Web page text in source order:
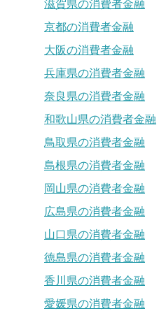
滋賀県の消費者金融
京都の消費者金融
大阪の消費者金融
兵庫県の消費者金融
奈良県の消費者金融
和歌山県の消費者金融
鳥取県の消費者金融
島根県の消費者金融
岡山県の消費者金融
広島県の消費者金融
山口県の消費者金融
徳島県の消費者金融
香川県の消費者金融
愛媛県の消費者金融